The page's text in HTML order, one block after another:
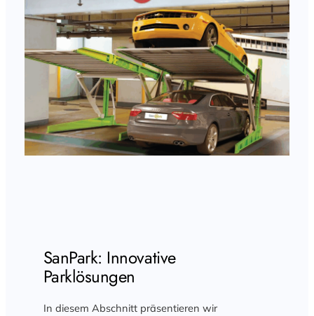
SanPark: Innovative
Parklösungen
In diesem Abschnitt präsentieren wir